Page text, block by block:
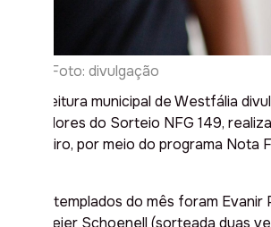
| Foto: divulgação
A prefeitura municipal de Westfália
ganhadores do Sorteio NFG 149,
fevereiro, por meio do programa Nota
Os contemplados do mês foram
Landmeier Schoenell (sorteada duas